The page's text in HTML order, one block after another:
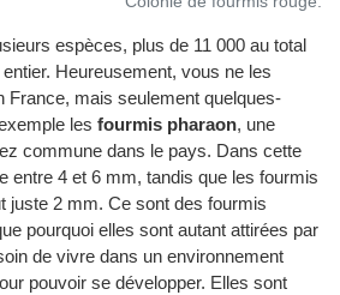
espèces, plus de 11 000 au total
Heureusement, vous ne les
France, mais seulement quelques-
les fourmis pharaon, une
commune dans le pays. Dans cette
entre 4 et 6 mm, tandis que les fourmis
juste 2 mm. Ce sont des fourmis
pourquoi elles sont autant attirées par
de vivre dans un environnement
pouvoir se développer. Elles sont